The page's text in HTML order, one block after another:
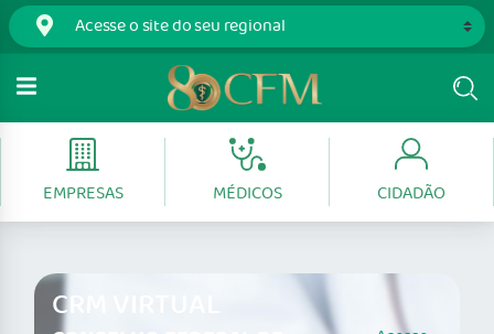
EMPRESAS MÉDICOS CIDADÃO
CRM VIRTUAL